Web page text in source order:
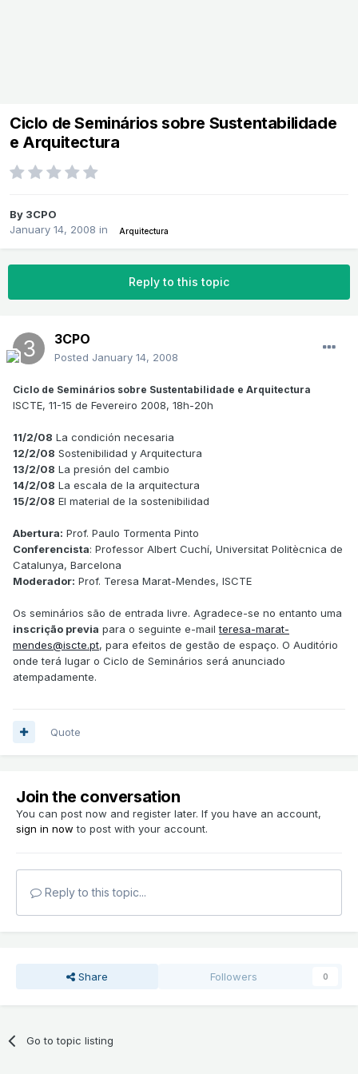
Ciclo de Seminários sobre Sustentabilidade
e Arquitectura
By 3CPO
January 14, 2008 in Arquitectura
Reply to this topic
3CPO
Posted January 14, 2008
Ciclo de Seminários sobre Sustentabilidade e Arquitectura
ISCTE, 11-15 de Fevereiro 2008, 18h-20h
11/2/08 La condición necesaria
12/2/08 Sostenibilidad y Arquitectura
13/2/08 La presión del cambio
14/2/08 La escala de la arquitectura
15/2/08 El material de la sostenibilidad
Abertura: Prof. Paulo Tormenta Pinto
Conferencista: Professor Albert Cuchí, Universitat Politècnica de
Catalunya, Barcelona
Moderador: Prof. Teresa Marat-Mendes, ISCTE
Os seminários são de entrada livre. Agradece-se no entanto uma
inscrição previa para o seguinte e-mailteresa-marat-
mendes@iscte.pt, para efeitos de gestão de espaço. O Auditório
onde terá lugar o Ciclo de Seminários será anunciado
atempadamente.
Quote
Join the conversation
You can post now and register later. If you have an account,
sign in now to post with your account.
Reply to this topic...
Share Followers 0
Go to topic listing